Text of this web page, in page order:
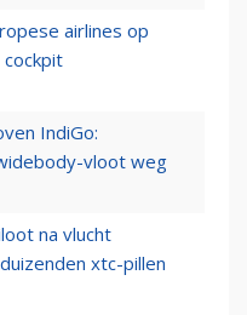
airlines op
IndiGo:
vloot weg
na vlucht
xtc-pillen